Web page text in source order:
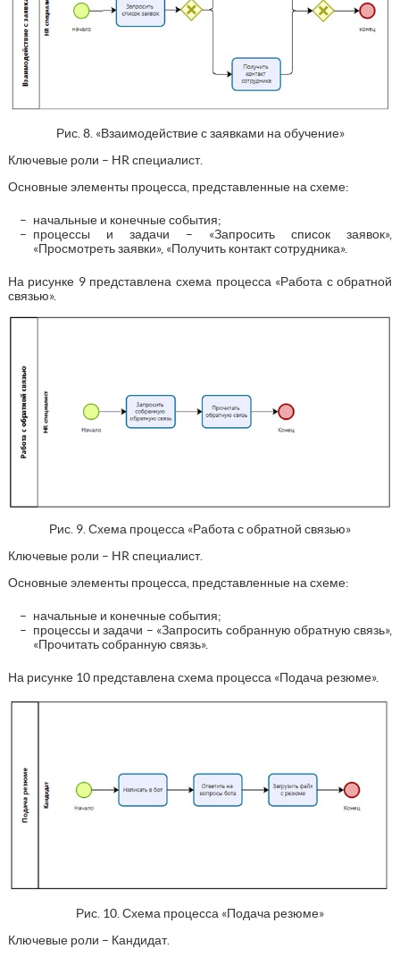
Рис. 8. «Взаимодействие с заявками на обучение»
Ключевые роли – HR специалист.
Основные элементы процесса, представленные на схеме:
начальные и конечные события;
процессы и задачи – «Запросить список заявок»,
«Просмотреть заявки», «Получить контакт сотрудника».
На рисунке 9 представлена схема процесса «Работа с обратной
связью».
Рис. 9. Схема процесса «Работа с обратной связью»
Ключевые роли – HR специалист.
Основные элементы процесса, представленные на схеме:
начальные и конечные события;
процессы и задачи – «Запросить собранную обратную связь»,
«Прочитать собранную связь».
На рисунке 10 представлена схема процесса «Подача резюме».
Рис. 10. Схема процесса «Подача резюме»
Ключевые роли – Кандидат.